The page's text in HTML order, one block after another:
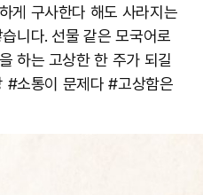
게 구사한다 해도 사라지는
니다. 선물 같은 모국어로
하는 고상한 한 주가 되길
소통이 문제다 #고상함은